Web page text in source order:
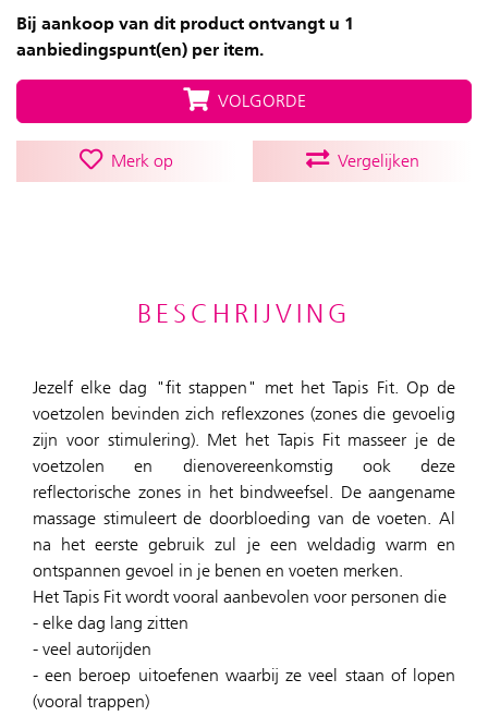
Bij aankoop van dit product ontvangt u 1
aanbiedingspunt(en) per item.
VOLGORDE
Merk op Vergelijken
BESCHRIJVING
Jezelf elke dag "fit stappen" met het Tapis Fit. Op de
voetzolen bevinden zich reflexzones (zones die gevoelig
zijn voor stimulering). Met het Tapis Fit masseer je de
voetzolen en dienovereenkomstig ook deze
reflectorische zones in het bindweefsel. De aangename
massage stimuleert de doorbloeding van de voeten. Al
na het eerste gebruik zul je een weldadig warm en
ontspannen gevoel in je benen en voeten merken.
Het Tapis Fit wordt vooral aanbevolen voor personen die
- elke dag lang zitten
- veel autorijden
- een beroep uitoefenen waarbij ze veel staan of lopen
(vooral trappen)